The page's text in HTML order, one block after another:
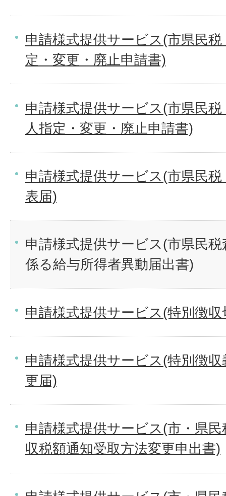
申請様式提供サービス(市県民
定・変更・廃止申請書)
申請様式提供サービス(市県民
人指定・変更・廃止申請書)
申請様式提供サービス(市県民
表届)
申請様式提供サービス(市県民
係る給与所得者異動届出書)
申請様式提供サービス(特別徴
申請様式提供サービス(特別徴
更届)
申請様式提供サービス(市・県
収税額通知受取方法変更申出書)